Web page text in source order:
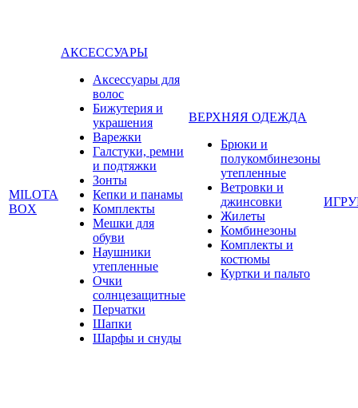
MILOTA
BOX
АКСЕССУАРЫ
Аксессуары для
волос
Бижутерия и
украшения
Варежки
Галстуки, ремни
и подтяжки
Зонты
Кепки и панамы
Комплекты
Мешки для
обуви
Наушники
утепленные
Очки
солнцезащитные
Перчатки
Шапки
Шарфы и снуды
ВЕРХНЯЯ ОДЕЖДА
Брюки и
полукомбинезоны
утепленные
Ветровки и
джинсовки
Жилеты
Комбинезоны
Комплекты и
костюмы
Куртки и пальто